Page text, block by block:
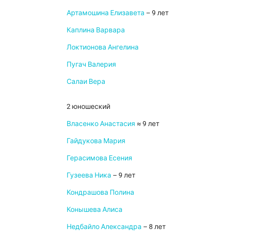
Артамошина Елизавета – 9 лет
Каплина Варвара
Локтионова Ангелина
Пугач Валерия
Салаи Вера
2 юношеский
Власенко Анастасия ≈ 9 лет
Гайдукова Мария
Герасимова Есения
Гузеева Ника – 9 лет
Кондрашова Полина
Конышева Алиса
Недбайло Александра – 8 лет